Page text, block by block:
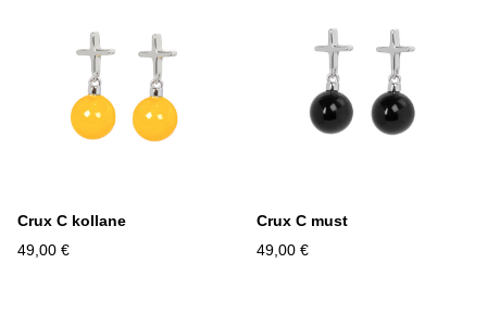
Crux C kollane
49,00 €
Crux C must
49,00 €